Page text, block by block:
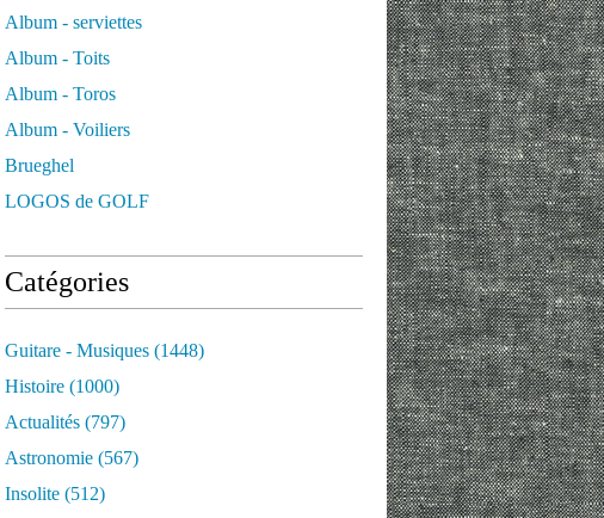
Album - serviettes
Album - Toits
Album - Toros
Album - Voiliers
Brueghel
LOGOS de GOLF
Catégories
Guitare - Musiques (1448)
Histoire (1000)
Actualités (797)
Astronomie (567)
Insolite (512)